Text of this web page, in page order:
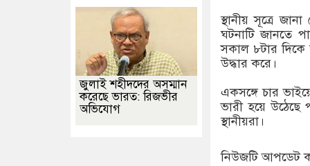
স্থানীয় সূত্রে
ঘটনাটি জানতে
সকাল ৮টার দিকে
উদ্ধার করে।
একসঙ্গে চার
ভারী হয়ে উঠেছে
স্থানীয়রা।
নিউজটি আপডেট
জুলাই শহীদদের অসম্মান
করেছে ভারত: রিজভীর
অভিযোগ